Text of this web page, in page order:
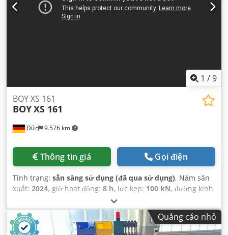
1 /9
Đức 9.576 km
BOY XS 161
BOYXS 161
Thông tin giá Gọi điện
Tình trạng: sẵn sàng sử dụng (đã qua sử dụng), Năm sản
xuất: 2024, giờ hoạt động: 8 h, lực kẹp: 100 kN, đường kính
, tổng chiều rộng:
1.692 mm, trọng lượng tổng cộng:450 kg, chiều dài sản
phẩm (tối đa):
1.485 mm, Quảng cáo nhỏ